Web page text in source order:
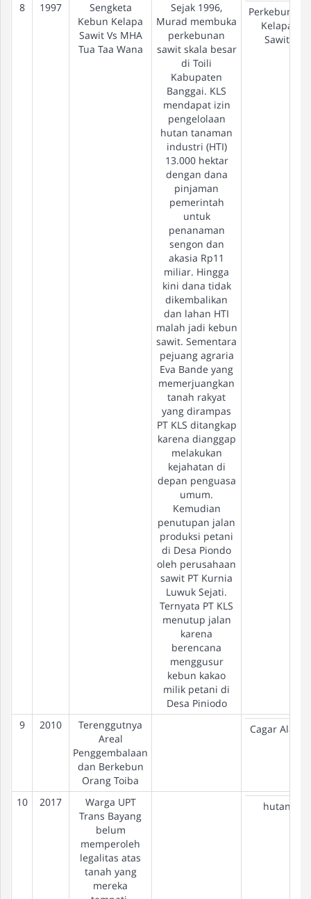
8 1997
Sengketa
Kebun Kelapa
Sawit Vs MHA
Tua Taa Wana
Sejak 1996,
Murad membuka
perkebunan
sawit skala besar
di Toili
Kabupaten
Banggai. KLS
mendapat izin
pengelolaan
hutan tanaman
industri (HTI)
13.000 hektar
dengan dana
pinjaman
pemerintah
untuk
penanaman
sengon dan
akasia Rp11
miliar. Hingga
kini dana tidak
dikembalikan
dan lahan HTI
malah jadi kebun
sawit. Sementara
pejuang agraria
Eva Bande yang
memerjuangkan
tanah rakyat
yang dirampas
PT KLS ditangkap
karena dianggap
melakukan
kejahatan di
depan penguasa
umum.
Kemudian
penutupan jalan
produksi petani
di Desa Piondo
oleh perusahaan
sawit PT Kurnia
Luwuk Sejati.
Ternyata PT KLS
menutup jalan
karena
berencana
menggusur
kebun kakao
milik petani di
Desa Piniodo
Perkebunan
Kelapa
Sawit
9 2010
Terenggutnya
Areal
Penggembalaan
dan Berkebun
Orang Toiba
Cagar Alam
10 2017
Warga UPT
Trans Bayang
belum
memperoleh
legalitas atas
tanah yang
mereka
hutan